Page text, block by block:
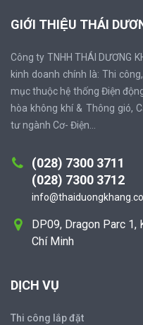
GIỚI THIỆU THÁI
Công ty TNHH THÁI DƯƠNG
kinh doanh chính là: Thi
mục thuộc hệ thống Điện
hòa không khí & Thông gió,
tư ngành Cơ- Điện...
(028) 7300 3711
(028) 7300 3712
DP09, Dragon Parc 1,
Chí Minh
DỊCH VỤ
Thi công lắp đặt